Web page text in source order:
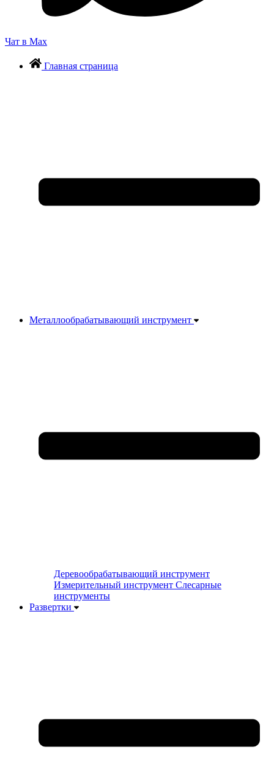
Чат в Max
Главная страница
Металлообрабатывающий инструмент
Деревообрабатывающий инструмент
Измерительный инструмент Слесарные
инструменты
Развертки